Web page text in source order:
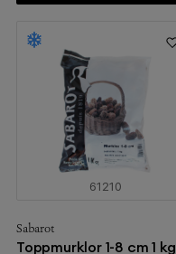
61210
Sabarot
Toppmurklor 1-8 cm 1 kg